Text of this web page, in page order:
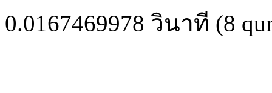
0.0167469978 วินาที (8